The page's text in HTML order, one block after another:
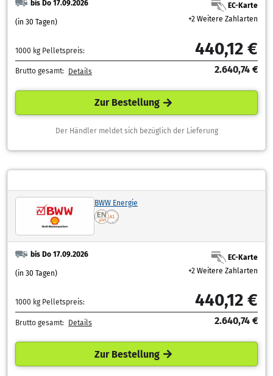
bis Do 17.09.2026
(in 30 Tagen)
EC-Karte
+2 Weitere Zahlarten
1000 kg Pelletspreis: 440,12 €
Brutto gesamt: Details 2.640,74 €
Zur Bestellung
Der Händler meldet sich bezüglich der Lieferung
BWW Energie
bis Do 17.09.2026
(in 30 Tagen)
EC-Karte
+2 Weitere Zahlarten
1000 kg Pelletspreis: 440,12 €
Brutto gesamt: Details 2.640,74 €
Zur Bestellung